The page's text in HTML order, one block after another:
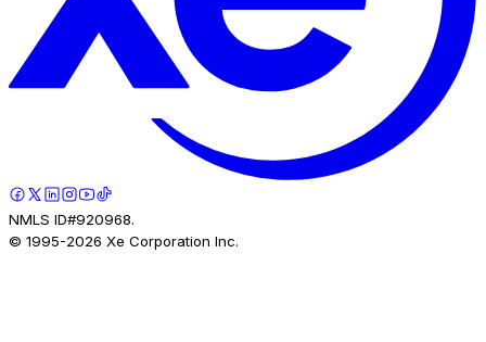
NMLS ID#920968.
© 1995-2026 Xe Corporation Inc.